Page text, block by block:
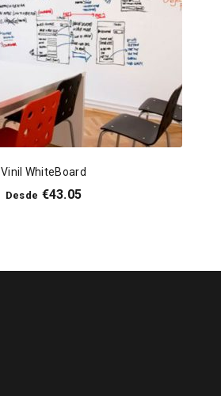
Vinil WhiteBoard
Desde €43.05